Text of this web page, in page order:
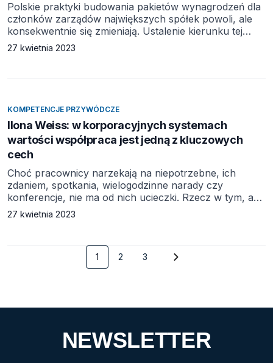
Polskie praktyki budowania pakietów wynagrodzeń dla
członków zarządów największych spółek powoli, ale
konsekwentnie się zmieniają. Ustalenie kierunku tej
ewolucji nie jest jednak sprawą prostą. Wynagrodzenia
takich menedżerów, którzy skutecznie zadbają
wynagrodzeń kadr kierowniczych powoli, ale w sposób
27 kwietnia 2023
KOMPETENCJE PRZYWÓDCZE
Ilona Weiss: w korporacyjnych systemach
wartości współpraca jest jedną z kluczowych
cech
Choć pracownicy narzekają na niepotrzebne, ich
zdaniem, spotkania, wielogodzinne narady czy
konferencje, nie ma od nich ucieczki. Rzecz w tym, aby
przekładały się na efekty w postaci wydajniejszej
przedsiębiorstwa na całym świecie doświadczają coraz
bardziej wzmożonej współpracy międzyfunkcyjnej.
Chcąc realizować firmowe cele, burzono utworzone
27 kwietnia 2023
1 2 3
NEWSLETTER